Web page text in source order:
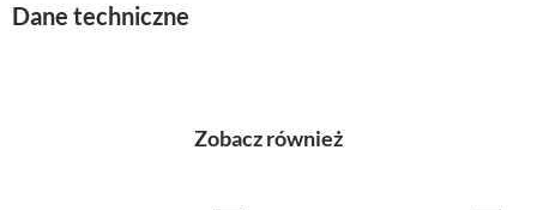
Dane techniczne
Zobacz również